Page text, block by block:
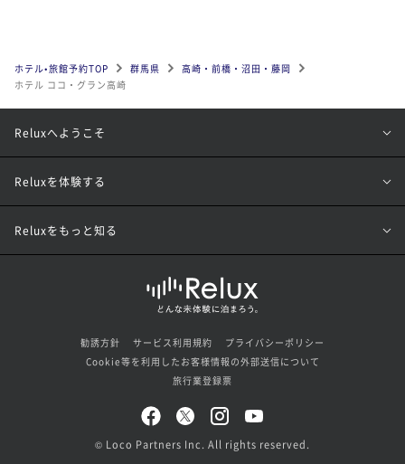
ホテル•旅館予約TOP 群馬県
高崎・前橋・沼田・藤岡
ホテル ココ・グラン高崎
Reluxへようこそ
Reluxを体験する
Reluxをもっと知る
勧誘方針 サービス利用規約
プライバシーポリシー
Cookie等を利用したお客様情報の外部送信について
旅行業登録票
© Loco Partners Inc. All rights reserved.